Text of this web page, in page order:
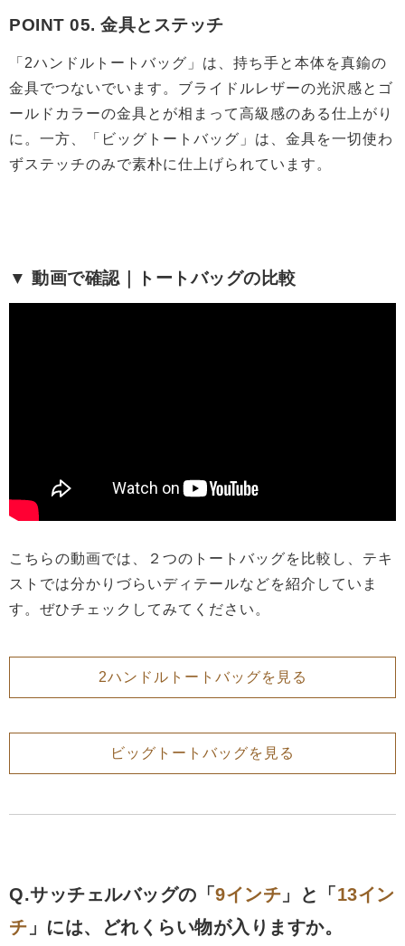
POINT 05. 金具とステッチ
「2ハンドルトートバッグ」は、持ち手と本体を真鍮の
金具でつないでいます。ブライドルレザーの光沢感とゴ
ールドカラーの金具とが相まって高級感のある仕上がり
に。一方、「ビッグトートバッグ」は、金具を一切使わ
ずステッチのみで素朴に仕上げられています。
▼ 動画で確認｜トートバッグの比較
こちらの動画では、２つのトートバッグを比較し、テキ
ストでは分かりづらいディテールなどを紹介していま
す。ぜひチェックしてみてください。
2ハンドルトートバッグを見る
ビッグトートバッグを見る
Q.サッチェルバッグの「9インチ 」と「13イン
チ 」には、どれくらい物が入りますか。